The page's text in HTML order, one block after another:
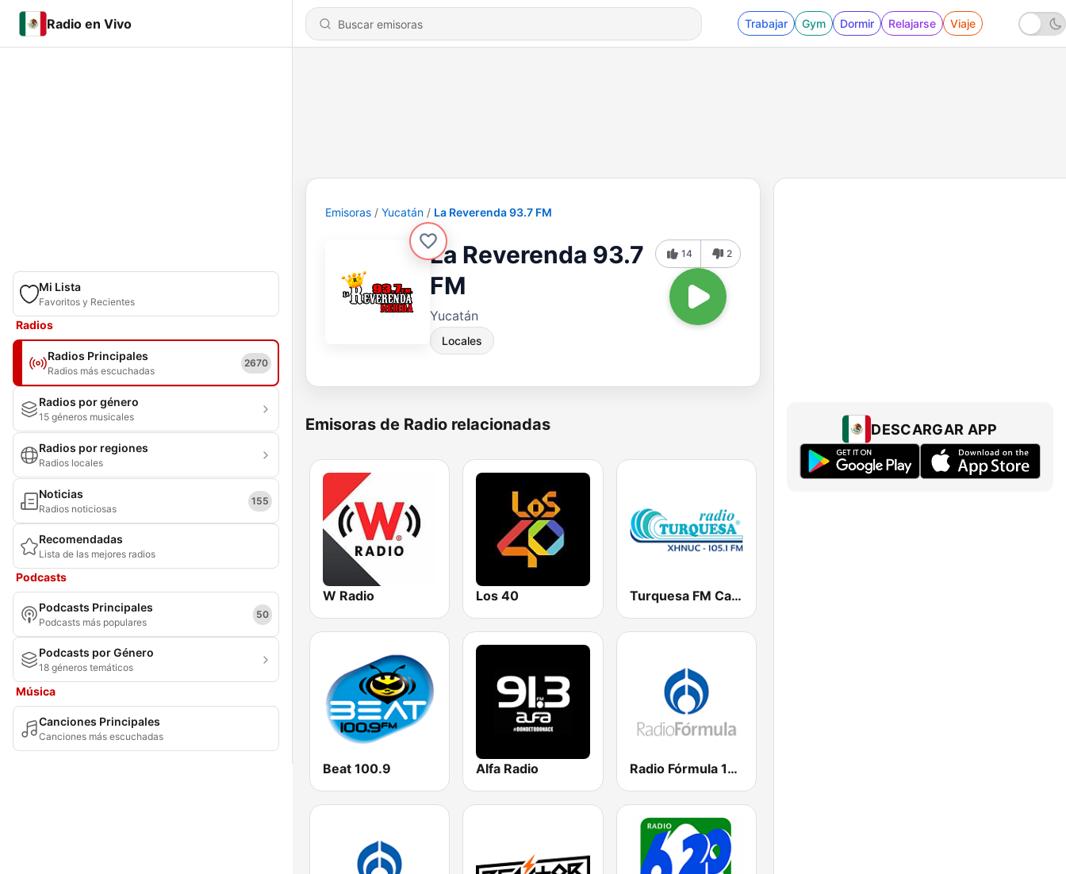
Radio en Vivo Trabajar Gym Dormir Relajarse Viaje
Mi Lista
Favoritos y Recientes
Radios
Radios Principales
Radios más escuchadas
2670
Radios por género
15 géneros musicales
Radios por regiones
Radios locales
Noticias
Radios noticiosas
155
Recomendadas
Lista de las mejores radios
Podcasts
Podcasts Principales
Podcasts más populares
50
Podcasts por Género
18 géneros temáticos
Música
Canciones Principales
Canciones más escuchadas
Emisoras Yucatán La Reverenda 93.7 FM
La Reverenda 93.7
FM
Yucatán
Locales
14 2
Emisoras de Radio relacionadas
W Radio Los 40 Turquesa FM Cancún
Beat 100.9 Alfa Radio Radio Fórmula 103.3 FM
DESCARGAR APP